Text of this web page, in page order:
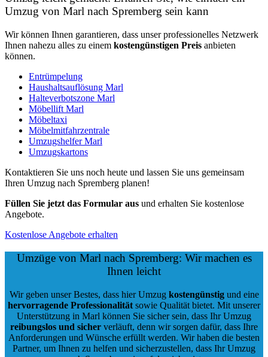
Umzug von Marl nach Spremberg sein kann
Wir können Ihnen garantieren, dass unser professionelles Netzwerk
Ihnen nahezu alles zu einem kostengünstigen Preis anbieten
können.
Entrümpelung
Haushaltsauflösung Marl
Halteverbotszone Marl
Möbellift Marl
Möbeltaxi
Möbelmitfahrzentrale
Umzugshelfer Marl
Umzugskartons
Kontaktieren Sie uns noch heute und lassen Sie uns gemeinsam
Ihren Umzug nach Spremberg planen!
Füllen Sie jetzt das Formular aus und erhalten Sie kostenlose
Angebote.
Kostenlose Angebote erhalten
Umzüge von Marl nach Spremberg: Wir machen es
Ihnen leicht
Wir geben unser Bestes, dass hier Umzug kostengünstigund eine
hervorragende Professionalität sowie Qualität bietet. Mit unserer
Unterstützung in Marl können Sie sicher sein, dass Ihr Umzug
reibungslos und sicher verläuft, denn wir sorgen dafür, dass Ihre
Anforderungen und Wünsche erfüllt werden. Wir haben die besten
Partner, um Ihnen zu helfen und sicherzustellen, dass Ihr Umzug